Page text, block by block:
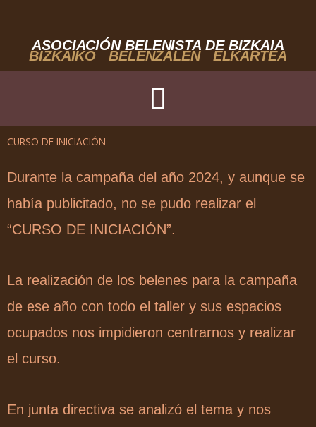
contenidoASOCIACIÓN BELENISTA DE BIZKAIA
BIZKAIKO BELENZALEN ELKARTEA
CURSO DE INICIACIÓN
Durante la campaña del año 2024, y aunque se
había publicitado, no se pudo realizar el
“CURSO DE INICIACIÓN”.
La realización de los belenes para la campaña
de ese año con todo el taller y sus espacios
ocupados nos impidieron centrarnos y realizar
el curso.
En junta directiva se analizó el tema y nos